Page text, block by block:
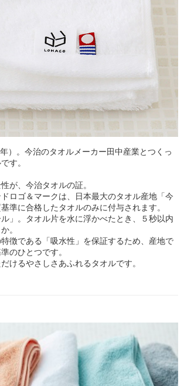
）。今治のタオルメーカー田中産業とつくっ
す。
が、今治タオルの証。
ロゴ＆マークは、日本最大のタオル産地「今
準に合格したタオルのみに付与されます。
」。タオル片を水に浮かべたとき、５秒以内
。
徴である「吸水性」を保証するため、産地で
のひとつです。
けるやさしさあふれるタオルです。